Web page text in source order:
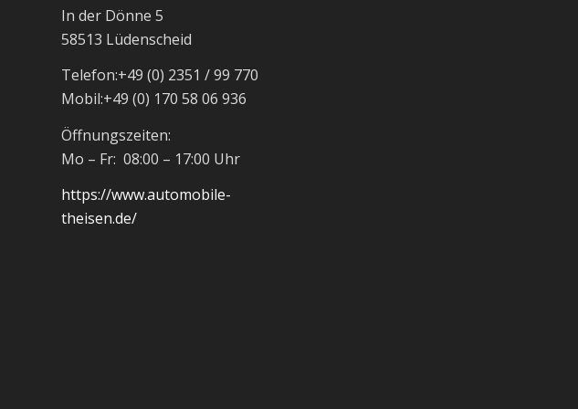
In der Dönne 5
58513 Lüdenscheid
Telefon:+49 (0) 2351 / 99 770
Mobil:+49 (0) 170 58 06 936
Öffnungszeiten:
Mo – Fr: 08:00 – 17:00 Uhr
https://www.automobile-
theisen.de/